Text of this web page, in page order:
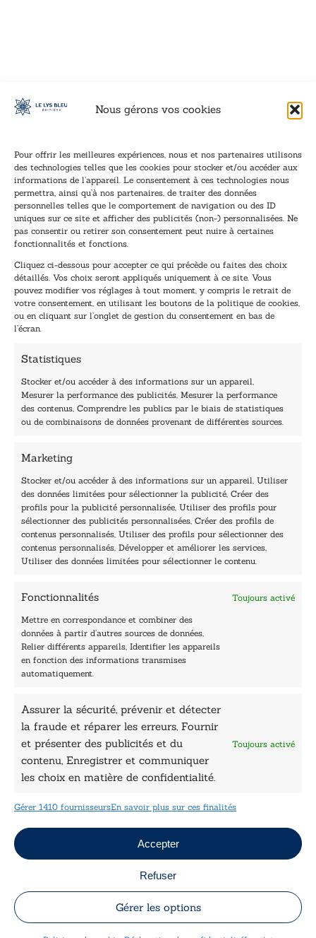
Nous gérons vos cookies
Pour offrir les meilleures expériences, nous et nos partenaires utilisons
des technologies telles que les cookies pour stocker et/ou accéder aux
informations de l’appareil. Le consentement à ces technologies nous
permettra, ainsi qu’à nos partenaires, de traiter des données
personnelles telles que le comportement de navigation ou des ID
uniques sur ce site et afficher des publicités (non-) personnalisées. Ne
pas consentir ou retirer son consentement peut nuire à certaines
fonctionnalités et fonctions.
Cliquez ci-dessous pour accepter ce qui précède ou faites des choix
détaillés. Vos choix seront appliqués uniquement à ce site. Vous
pouvez modifier vos réglages à tout moment, y compris le retrait de
votre consentement, en utilisant les boutons de la politique de cookies,
ou en cliquant sur l’onglet de gestion du consentement en bas de
l’écran.
Statistiques
Stocker et/ou accéder à des informations sur un appareil,
Mesurer la performance des publicités, Mesurer la performance
des contenus, Comprendre les publics par le biais de statistiques
ou de combinaisons de données provenant de différentes sources.
Marketing
Stocker et/ou accéder à des informations sur un appareil, Utiliser
des données limitées pour sélectionner la publicité, Créer des
profils pour la publicité personnalisée, Utiliser des profils pour
sélectionner des publicités personnalisées, Créer des profils de
contenus personnalisés, Utiliser des profils pour sélectionner des
contenus personnalisés, Développer et améliorer les services,
Utiliser des données limitées pour sélectionner le contenu.
Fonctionnalités Toujours activé
Mettre en correspondance et combiner des
données à partir d’autres sources de données,
Relier différents appareils, Identifier les appareils
en fonction des informations transmises
automatiquement.
Assurer la sécurité, prévenir et détecter
la fraude et réparer les erreurs, Fournir
et présenter des publicités et du
contenu, Enregistrer et communiquer
les choix en matière de confidentialité.
Toujours activé
Gérer 1410 fournisseursEn savoir plus sur ces finalités
Accepter
Refuser
Gérer les options
Inscription à la newsletter
Inscrivez-vous à notre newsletter et recevez nos
dernières nouvelles.
-
m
a
i
l
a
i
l
E
m
a
i
l
*
TENEZ-MOI AU COURANT !
40, rue du Louvre 75001 Paris
Horaires du standard
De mardi à vendredi :
9h - 12h et 13h30 - 16h30
Lundi, samedi et dimanche : fermé
Navigation
Accueil
Les Plumes du Lys Bleu
Prix sciences humaines et sociales
Nos collections
Nos auteurs
Catalogue
Sciences humaines
Pratique
Le Petit Lys
Données légales
Conditions Générales de vente
Politique de cookies
Mentions légales
Jeux concours
Copyright © 2026 Le Lys Bleu Éditions tous droits
réservés